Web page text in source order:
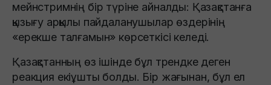
мейнстримнің бір түріне айналды: Қазақстанға
қызығу арқылы пайдаланушылар өздерінің
«ерекше талғамын» көрсеткісі келеді.
Қазақстанның өз ішінде бұл трендке деген
реакция екіұшты болды. Бір жағынан, бұл ел